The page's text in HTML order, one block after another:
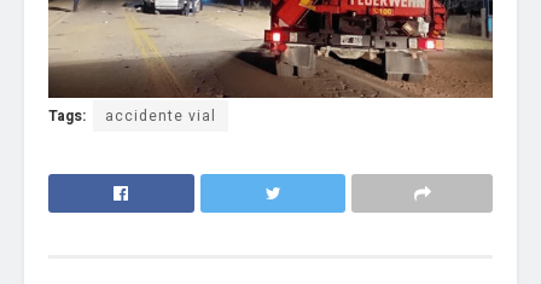
Tags: accidente vial